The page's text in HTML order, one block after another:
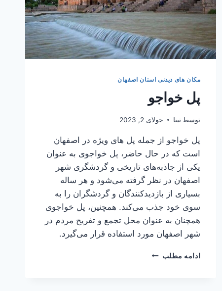
مکان های دیدنی استان اصفهان
پل خواجو
توسط تینا جولای 2, 2023
پل خواجو از جمله پل های ویژه در اصفهان
است که در حال حاضر، پل خواجوی به عنوان
یکی از جاذبه‌های تاریخی و گردشگری شهر
اصفهان در نظر گرفته می‌شود و هر ساله
بسیاری از بازدیدکنندگان و گردشگران را به
سوی خود جذب می‌کند. همچنین، پل خواجوی
همچنان به عنوان محل تجمع و تفریح مردم در
شهر اصفهان مورد استفاده قرار می‌گیرد.
ادامه مطلب پل